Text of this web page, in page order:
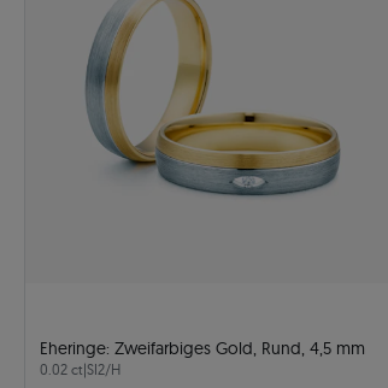
Eheringe: Zweifarbiges Gold, Rund, 4,5 mm
0.02 ct|SI2/H